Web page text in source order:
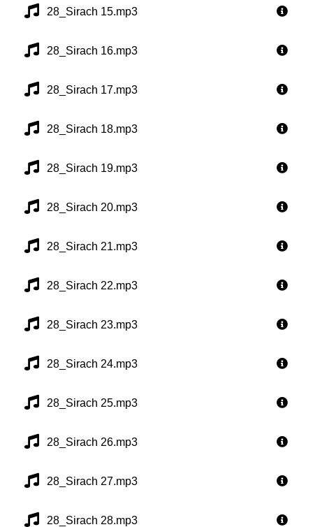
28_Sirach 15.mp3
28_Sirach 16.mp3
28_Sirach 17.mp3
28_Sirach 18.mp3
28_Sirach 19.mp3
28_Sirach 20.mp3
28_Sirach 21.mp3
28_Sirach 22.mp3
28_Sirach 23.mp3
28_Sirach 24.mp3
28_Sirach 25.mp3
28_Sirach 26.mp3
28_Sirach 27.mp3
28_Sirach 28.mp3